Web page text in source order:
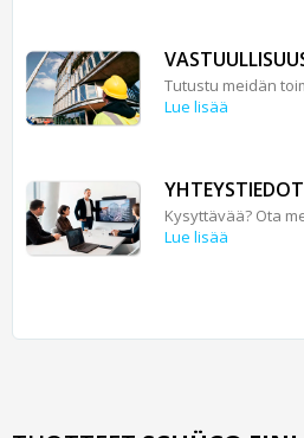
Tutustu meidän
Lue lisää
YHTEYSTIEDOT
Kysyttävää? Ota
Lue lisää